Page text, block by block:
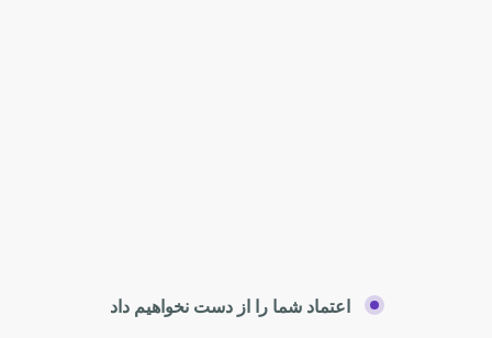
اعتماد شما را از دست نخواهیم داد